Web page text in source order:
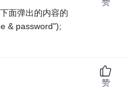
面弹出的内容的
& password");
赞